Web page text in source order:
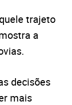
trajeto
a
decisões
mais